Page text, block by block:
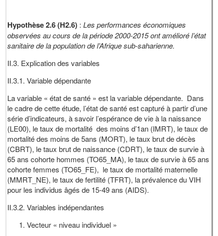
Hypothèse 2.6 (H2.6) :Les performances économiques
observées au cours de la période 2000-2015 ont amélioré l’état
sanitaire de la population de l’Afrique sub-saharienne.
II.3. Explication des variables
II.3.1. Variable dépendante
La variable « état de santé » est la variable dépendante. Dans
le cadre de cette étude, l’état de santé est capturé à partir d’une
série d’indicateurs, à savoir l’espérance de vie à la naissance
(LE00), le taux de mortalité des moins d’1an (IMRT), le taux de
mortalité des moins de 5ans (MORT), le taux brut de décès
(CBRT), le taux brut de naissance (CDRT), le taux de survie à
65 ans cohorte hommes (TO65_MA), le taux de survie à 65 ans
cohorte femmes (TO65_FE), le taux de mortalité maternelle
(MMRT_NE), le taux de fertilité (TFRT), la prévalence du VIH
pour les individus âgés de 15-49 ans (AIDS).
II.3.2. Variables indépendantes
Vecteur « niveau individuel »